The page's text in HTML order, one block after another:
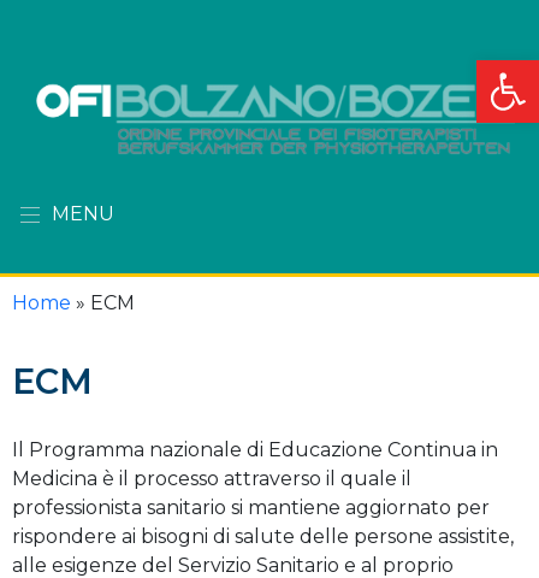
Apri
MENU
Home » ECM
ECM
Il Programma nazionale di Educazione Continua in
Medicina è il processo attraverso il quale il
professionista sanitario si mantiene aggiornato per
rispondere ai bisogni di salute delle persone assistite,
alle esigenze del Servizio Sanitario e al proprio